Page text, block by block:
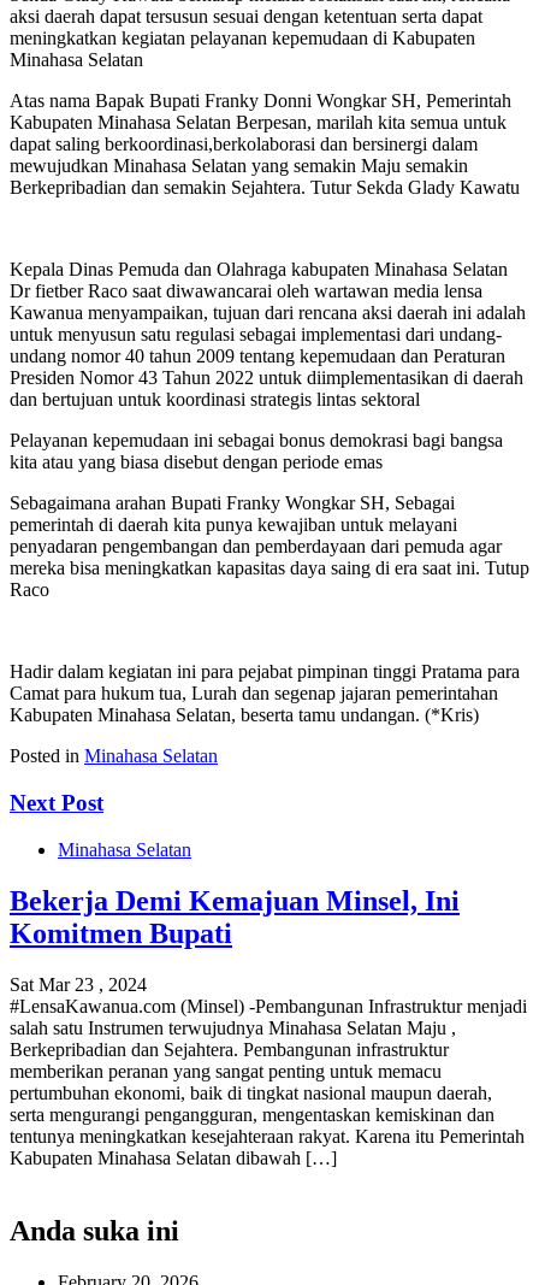
aksi daerah dapat tersusun sesuai dengan ketentuan serta dapat
meningkatkan kegiatan pelayanan kepemudaan di Kabupaten
Minahasa Selatan
Atas nama Bapak Bupati Franky Donni Wongkar SH, Pemerintah
Kabupaten Minahasa Selatan Berpesan, marilah kita semua untuk
dapat saling berkoordinasi,berkolaborasi dan bersinergi dalam
mewujudkan Minahasa Selatan yang semakin Maju semakin
Berkepribadian dan semakin Sejahtera. Tutur Sekda Glady Kawatu
Kepala Dinas Pemuda dan Olahraga kabupaten Minahasa Selatan
Dr fietber Raco saat diwawancarai oleh wartawan media lensa
Kawanua menyampaikan, tujuan dari rencana aksi daerah ini adalah
untuk menyusun satu regulasi sebagai implementasi dari undang-
undang nomor 40 tahun 2009 tentang kepemudaan dan Peraturan
Presiden Nomor 43 Tahun 2022 untuk diimplementasikan di daerah
dan bertujuan untuk koordinasi strategis lintas sektoral
Pelayanan kepemudaan ini sebagai bonus demokrasi bagi bangsa
kita atau yang biasa disebut dengan periode emas
Sebagaimana arahan Bupati Franky Wongkar SH, Sebagai
pemerintah di daerah kita punya kewajiban untuk melayani
penyadaran pengembangan dan pemberdayaan dari pemuda agar
mereka bisa meningkatkan kapasitas daya saing di era saat ini. Tutup
Raco
Hadir dalam kegiatan ini para pejabat pimpinan tinggi Pratama para
Camat para hukum tua, Lurah dan segenap jajaran pemerintahan
Kabupaten Minahasa Selatan, beserta tamu undangan. (*Kris)
Posted in Minahasa Selatan
Next Post
Minahasa Selatan
Bekerja Demi Kemajuan Minsel, Ini
Komitmen Bupati
Sat Mar 23 , 2024
#LensaKawanua.com (Minsel) -Pembangunan Infrastruktur menjadi
salah satu Instrumen terwujudnya Minahasa Selatan Maju ,
Berkepribadian dan Sejahtera. Pembangunan infrastruktur
memberikan peranan yang sangat penting untuk memacu
pertumbuhan ekonomi, baik di tingkat nasional maupun daerah,
serta mengurangi pengangguran, mengentaskan kemiskinan dan
tentunya meningkatkan kesejahteraan rakyat. Karena itu Pemerintah
Kabupaten Minahasa Selatan dibawah […]
Anda suka ini